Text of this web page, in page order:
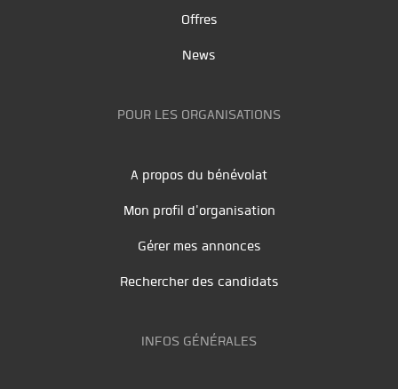
Offres
News
POUR LES ORGANISATIONS
A propos du bénévolat
Mon profil d'organisation
Gérer mes annonces
Rechercher des candidats
INFOS GÉNÉRALES